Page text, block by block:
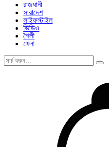
রাজধানী
সারাদেশ
লাইফস্টাইল
ভিডিও
শৈলী
খেলা